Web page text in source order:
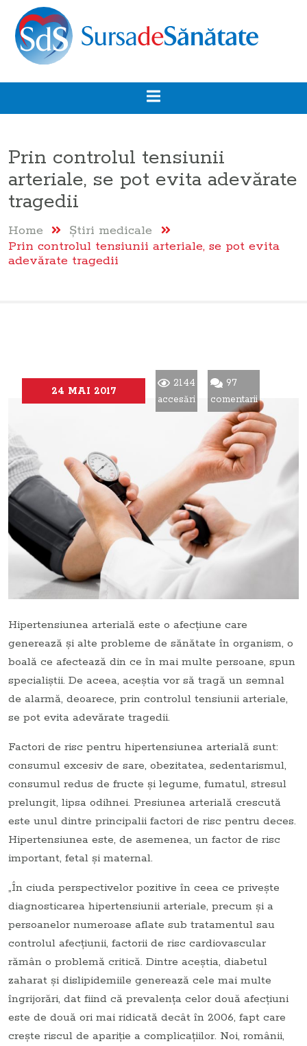
Prin controlul tensiunii
arteriale, se pot evita adevărate
tragedii
Home
Ştiri medicale
Prin controlul tensiunii arteriale, se pot evita
adevărate tragedii
24 MAI 2017
2144
accesări
97
comentarii
Hipertensiunea arterială este o afecţiune care
generează şi alte probleme de sănătate în organism, o
boală ce afectează din ce în mai multe persoane, spun
specialiştii. De aceea, aceştia vor să tragă un semnal
de alarmă, deoarece, prin controlul tensiunii arteriale,
se pot evita adevărate tragedii.
Factori de risc pentru hipertensiunea arterială sunt:
consumul excesiv de sare, obezitatea, sedentarismul,
consumul redus de fructe şi legume, fumatul, stresul
prelungit, lipsa odihnei. Presiunea arterială crescută
este unul dintre principalii factori de risc pentru deces.
Hipertensiunea este, de asemenea, un factor de risc
important, fetal şi maternal.
„În ciuda perspectivelor pozitive în ceea ce priveşte
diagnosticarea hipertensiunii arteriale, precum şi a
persoanelor numeroase aflate sub tratamentul sau
controlul afecţiunii, factorii de risc cardiovascular
rămân o problemă critică. Dintre aceştia, diabetul
zaharat şi dislipidemiile generează cele mai multe
îngrijorări, dat fiind că prevalenţa celor două afecţiuni
este de două ori mai ridicată decât în 2006, fapt care
creşte riscul de apariţie a complicaţiilor. Noi, românii,